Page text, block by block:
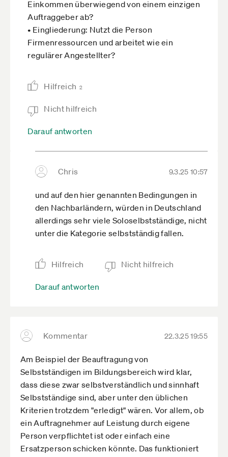
weise entscheiden?
• Wirtschaftliches Risiko: Werden eigene
Betriebsmittel genutzt, und besteht die
Möglichkeit von Gewinn oder Verlust?
Auftraggeber und ist in dessen Betriebsabläufe
5. Niederlande: DBA-Modell
• Weisungsabhängigkeit: Bestimmt der
• Persönliche Arbeitspflicht: Muss der
kann er eine Vertretung schicken?
• Arbeitgeber-Arbeitnehmer-Verhältnis: Deutet
die Art der Vergütung, Urlaub oder sonstige
Regelung auf ein Angestelltenverhältnis hin?
Einkommen überwiegend von einem einzigen
Auftraggeber ab?
• Eingliederung: Nutzt die Person
Firmenressourcen und arbeitet wie ein
regulärer Angestellter?
Hilfreich 2
Nicht hilfreich
Darauf antworten
Chris 9.3.25 10:57
und auf den hier genannten Bedingungen in
den Nachbarländern, würden in Deutschland
allerdings sehr viele Soloselbstständige, nicht
unter die Kategorie selbstständig fallen.
Hilfreich Nicht hilfreich
Darauf antworten
Kommentar 22.3.25 19:55
Am Beispiel der Beauftragung von
Selbstständigen im Bildungsbereich wird klar,
dass diese zwar selbstverständlich und sinnhaft
Selbstständige sind, aber unter den üblichen
Kriterien trotzdem "erledigt" wären. Vor allem, ob
ein Auftragnehmer auf Leistung durch eigene
Person verpflichtet ist oder einfach eine
Ersatzperson schicken könnte. Das funktioniert